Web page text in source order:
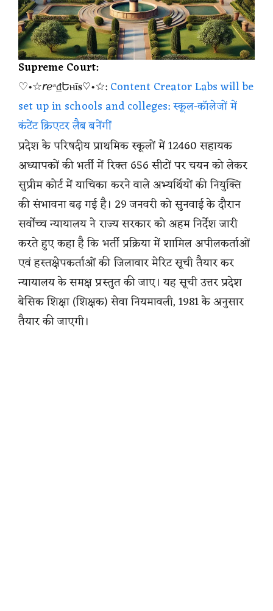
Supreme Court:
♡•☆𝘳ℯᵃ₫Եⲏĩ𝐬♡•☆:Content Creator Labs will be
set up in schools and colleges: स्कूल-कॉलेजों में
कंटेंट क्रिएटर लैब बनेंगीं
प्रदेश के परिषदीय प्राथमिक स्कूलों में 12460 सहायक
अध्यापकों की भर्ती में रिक्त 656 सीटों पर चयन को लेकर
सुप्रीम कोर्ट में याचिका करने वाले अभ्यर्थियों की नियुक्ति
की संभावना बढ़ गई है। 29 जनवरी को सुनवाई के दौरान
सर्वोच्च न्यायालय ने राज्य सरकार को अहम निर्देश जारी
करते हुए कहा है कि भर्ती प्रक्रिया में शामिल अपीलकर्ताओं
एवं हस्तक्षेपकर्ताओं की जिलावार मेरिट सूची तैयार कर
न्यायालय के समक्ष प्रस्तुत की जाए। यह सूची उत्तर प्रदेश
बेसिक शिक्षा (शिक्षक) सेवा नियमावली, 1981 के अनुसार
तैयार की जाएगी।